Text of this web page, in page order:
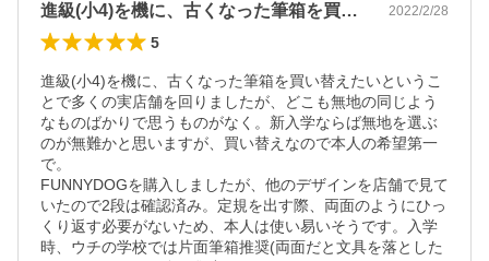
進級(小4)を機に、古くなった筆箱を買… 2022/2/28
5
進級(小4)を機に、古くなった筆箱を買い替えたいというこ
とで多くの実店舗を回りましたが、どこも無地の同じよう
なものばかりで思うものがなく。新入学ならば無地を選ぶ
のが無難かと思いますが、買い替えなので本人の希望第一
で。
FUNNYDOGを購入しましたが、他のデザインを店舗で見て
いたので2段は確認済み。定規を出す際、両面のようにひっ
くり返す必要がないため、本人は使い易いそうです。入学
時、ウチの学校では片面筆箱推奨(両面だと文具を落とした